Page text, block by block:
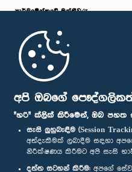
අපි ඔබගේ
"හරි" ක්ලික් කිරීමෙන්, ඔබ පහත
සැසි ලුහුබැඳීම (Session
අත්දැකීමක් ලබාදීම සඳහා
නිරීක්ෂණය කිරීමට අපි සැසි
දත්ත සටහන් කිරීම: අපගේ
පාර්ලි‌මේන්තුවේ මන්ත්‍රීවරු
මුල් පිටුව
පාර්ලිමේන්තු ජංගම යෙදුම
අප හා සම්බන්ධ වී සිටින්න :